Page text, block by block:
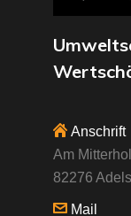
Anschrift
Am
82276
Mail